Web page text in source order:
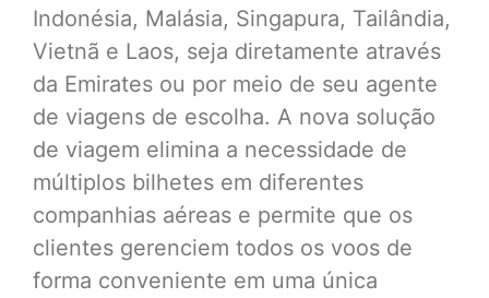
Indonésia, Malásia, Singapura, Tailândia,
Vietnã e Laos, seja diretamente através
da Emirates ou por meio de seu agente
de viagens de escolha. A nova solução
de viagem elimina a necessidade de
múltiplos bilhetes em diferentes
companhias aéreas e permite que os
clientes gerenciem todos os voos de
forma conveniente em uma única